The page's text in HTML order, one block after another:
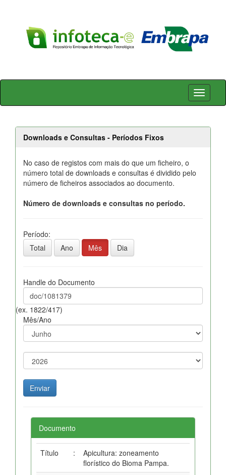
Skip
Downloads e Consultas - Períodos Fixos
No caso de registos com mais do que um ficheiro, o
número total de downloads e consultas é dividido pelo
número de ficheiros associados ao documento.
Número de downloads e consultas no período.
Período:
Total
Ano Mês Dia
Handle do Documento
(ex. 1822/417)
Mês/Ano
Documento
Título :
Apicultura: zoneamento
florístico do Bioma Pampa.